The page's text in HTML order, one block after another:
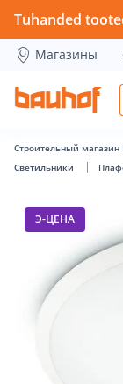
PLAFOON
Tuhanded
Магазины
Строительный магазин
Светильники
Э-ЦЕНА